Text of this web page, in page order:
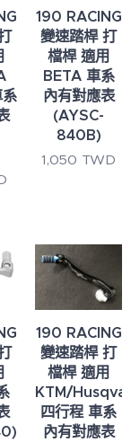
190 RACING
變速踏桿 打
檔桿 適用
BETA 車系
內有對應表
(AYSC-
840B)
1,050 TWD
190 RACING
變速踏桿 打
檔桿 適用
KTM/
四行程 車系
內有對應表